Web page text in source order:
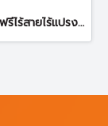
OSUKA ด้ามฟรีไร้สายไร้แปรงถ่าน OCRW861